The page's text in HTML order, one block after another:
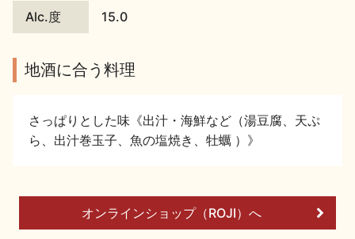
地酒・イベント情報
Alc.度 15.0
地酒に合う料理
さっぱりとした味《出汁・海鮮など（湯豆腐、天ぷ
ら、出汁巻玉子、魚の塩焼き、牡蠣 ）》
オンラインショップ（ROJI）へ